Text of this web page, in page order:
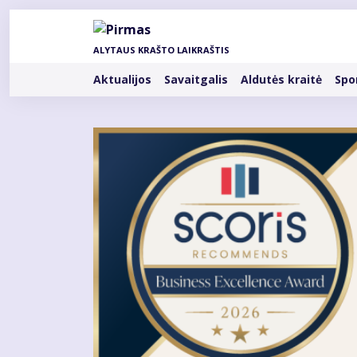
Pereiti
ALYTAUS KRAŠTO LAIKRAŠTIS
Rubrikos
Aktualijos Savaitgalis Aldutės kraitė